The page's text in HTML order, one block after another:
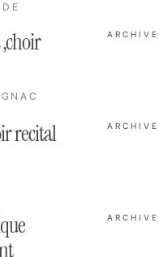
ARCHIVE
recital
ARCHIVE
ARCHIVE